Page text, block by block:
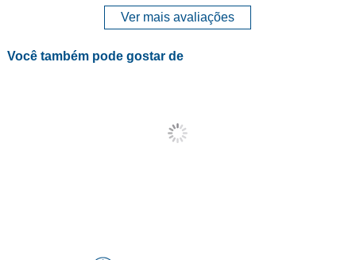
Ver mais avaliações
Você também pode gostar de